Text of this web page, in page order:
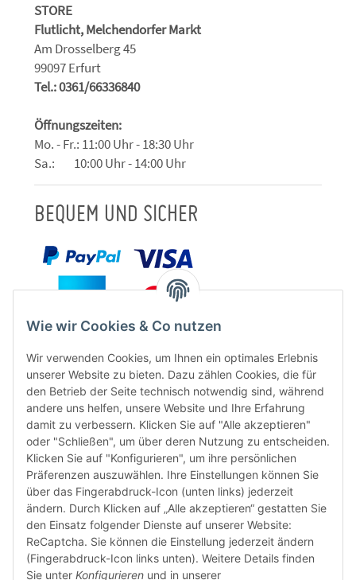
STORE
Flutlicht, Melchendorfer Markt
Am Drosselberg 45
99097 Erfurt
Tel.: 0361/66336840
Öffnungszeiten:
Mo. - Fr.: 11:00 Uhr - 18:30 Uhr
Sa.: 10:00 Uhr - 14:00 Uhr
BEQUEM UND SICHER
FÜR EUCH UNTERWEGS
Wie wir Cookies & Co nutzen
Wir verwenden Cookies, um Ihnen ein optimales Erlebnis
unserer Website zu bieten. Dazu zählen Cookies, die für
den Betrieb der Seite technisch notwendig sind, während
andere uns helfen, unsere Website und Ihre Erfahrung
damit zu verbessern. Klicken Sie auf "Alle akzeptieren"
oder "Schließen", um über deren Nutzung zu entscheiden.
Klicken Sie auf "Konfigurieren", um ihre persönlichen
Präferenzen auszuwählen. Ihre Einstellungen können Sie
über das Fingerabdruck-Icon (unten links) jederzeit
ändern. Durch Klicken auf „Alle akzeptieren“ gestatten Sie
den Einsatz folgender Dienste auf unserer Website:
ReCaptcha. Sie können die Einstellung jederzeit ändern
(Fingerabdruck-Icon links unten). Weitere Details finden
Sie unter Konfigurieren und in unserer